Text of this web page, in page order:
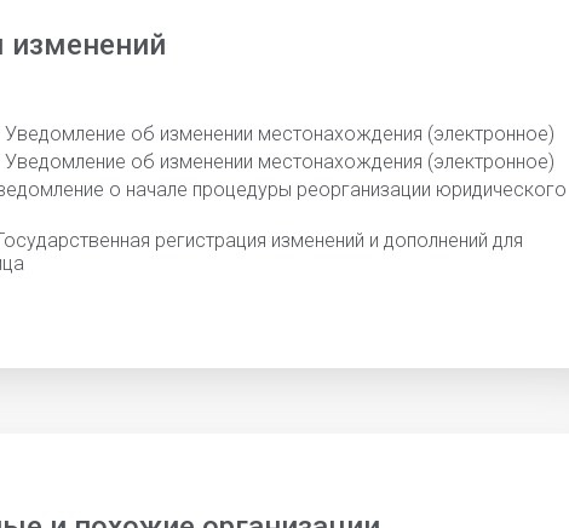
изменений
об изменении местонахождения (электронное)
об изменении местонахождения (электронное)
о начале процедуры реорганизации юридического
регистрация изменений и дополнений для